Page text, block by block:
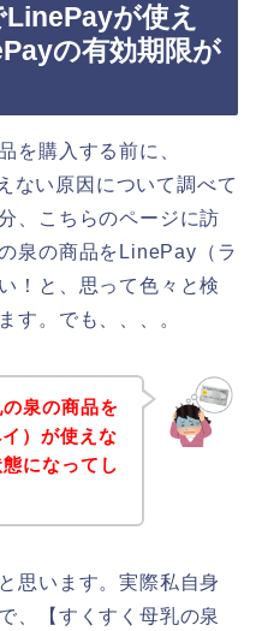
が使え
の有効期限が
を購入する前に、
ない原因について調べて
、こちらのページに訪
泉の商品をLinePay（ラ
！と、思って色々と検
す。でも、、、。
泉の商品を
）が使えな
になってし
思います。実際私自身
、【すくすく母乳の泉